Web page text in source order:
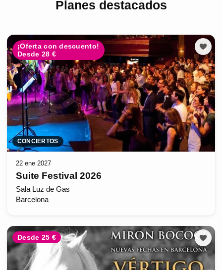
Planes destacados
¡Oferta con descuento!
Desde 28 €
CONCIERTOS
22 ene 2027
Suite Festival 2026
Sala Luz de Gas
Barcelona
Desde 25 €